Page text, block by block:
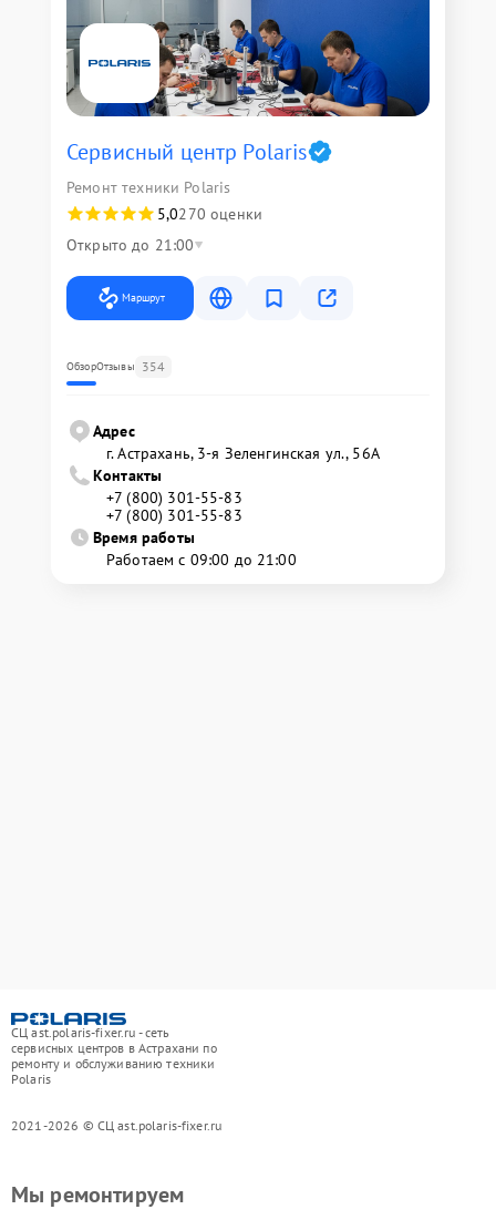
Сервисный центр Polaris
Ремонт техники Polaris
5,0270 оценки
Открыто до 21:00
Маршрут
ОбзорОтзывы 354
Адрес
г. Астрахань, 3-я Зеленгинская ул., 56А
Контакты
+7 (800) 301-55-83
+7 (800) 301-55-83
Время работы
Работаем с 09:00 до 21:00
СЦ ast.polaris-fixer.ru - сеть
сервисных центров в Астрахани по
ремонту и обслуживанию техники
Polaris
2021-2026 © СЦ ast.polaris-fixer.ru
Мы ремонтируем